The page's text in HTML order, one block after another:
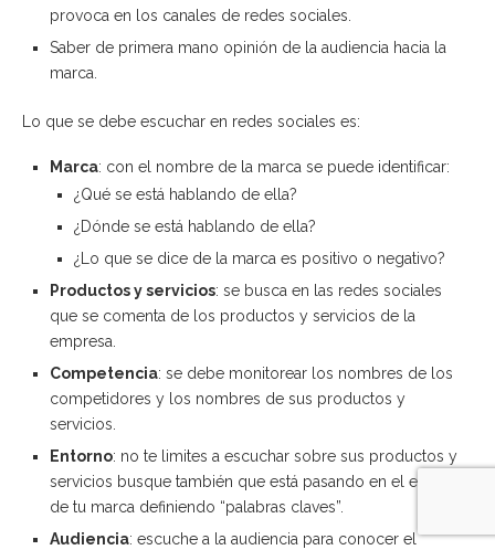
provoca en los canales de redes sociales.
Saber de primera mano opinión de la audiencia hacia la
marca.
Lo que se debe escuchar en redes sociales es:
Marca: con el nombre de la marca se puede identificar:
¿Qué se está hablando de ella?
¿Dónde se está hablando de ella?
¿Lo que se dice de la marca es positivo o negativo?
Productos y servicios: se busca en las redes sociales
que se comenta de los productos y servicios de la
empresa.
Competencia: se debe monitorear los nombres de los
competidores y los nombres de sus productos y
servicios.
Entorno: no te limites a escuchar sobre sus productos y
servicios busque también que está pasando en el entorno
de tu marca definiendo “palabras claves”.
Audiencia: escuche a la audiencia para conocer el